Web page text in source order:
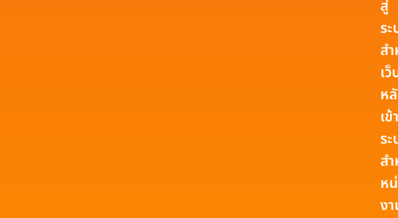
สู่
ร
ส
เ
ห
เข้
ร
ส
ห
ง